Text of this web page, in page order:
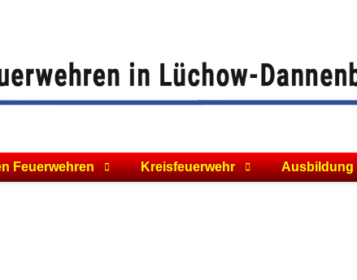
Feuerwehren Kreisfeuerwehr Ausbildung